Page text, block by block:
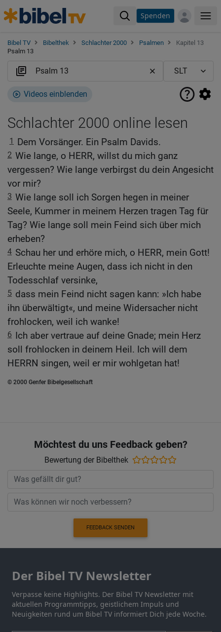
Spenden
Bibel TV Bibelthek Schlachter 2000 Psalmen
Kapitel 13
Psalm 13
Videos einblenden
Schlachter 2000 online lesen
1 Dem Vorsänger. Ein Psalm Davids.
2 Wie lange, o HERR, willst du mich ganz
vergessen? Wie lange verbirgst du dein Angesicht
vor mir?
3 Wie lange soll ich Sorgen hegen in meiner
Seele, Kummer in meinem Herzen tragen Tag für
Tag? Wie lange soll mein Feind sich über mich
erheben?
4 Schau her und erhöre mich, o HERR, mein Gott!
Erleuchte meine Augen, dass ich nicht in den
Todesschlaf versinke,
5 dass mein Feind nicht sagen kann: »Ich habe
ihn überwältigt«, und meine Widersacher nicht
frohlocken, weil ich wanke!
6 Ich aber vertraue auf deine Gnade; mein Herz
soll frohlocken in deinem Heil. Ich will dem
HERRN singen, weil er mir wohlgetan hat!
© 2000 Genfer Bibelgesellschaft
Möchtest du uns Feedback geben?
Bewertung der Bibelthek
FEEDBACK SENDEN
Der Bibel TV Newsletter
Verpasse keine Highlights. Der Bibel TV Newsletter mit
aktuellen Programmtipps, geistlichem Impuls und
Neuigkeiten rund um Bibel TV informiert Dich jede Woche.